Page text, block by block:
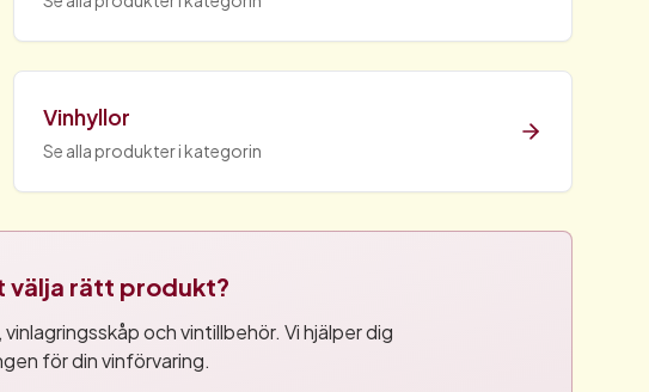
Vinhyllor
Se alla produkter i kategorin
välja rätt produkt?
och vintillbehör. Vi hjälper dig
för din vinförvaring.